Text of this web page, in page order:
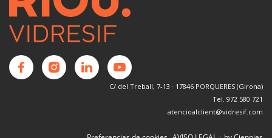
C/ del Treball, 7-13 · 17846 PORQUERES (Girona)
Tel. 972 580 721
atencioalclient@vidresif.com